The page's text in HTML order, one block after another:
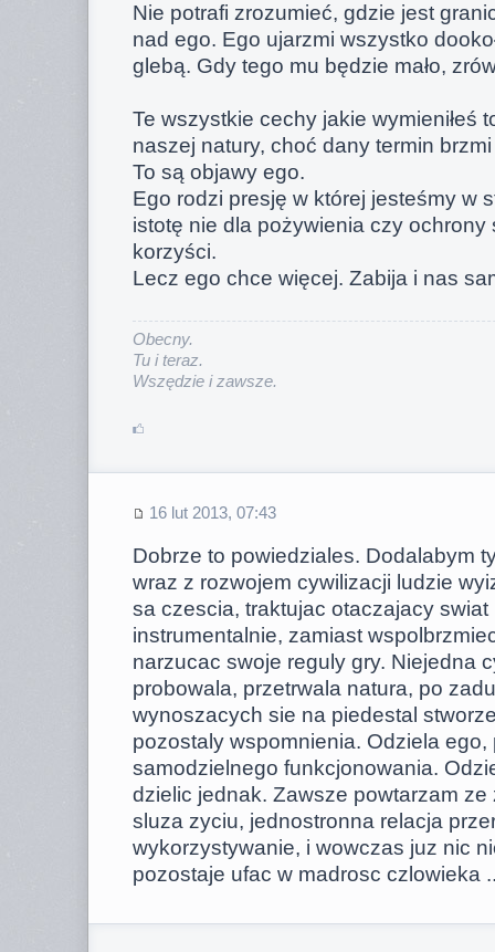
Nie potrafi zrozumieć, gdzie jest
nad ego. Ego ujarzmi wszystko
glebą. Gdy tego mu będzie mało,
Te wszystkie cechy jakie wymieniłeś
naszej natury, choć dany termin
To są objawy ego.
Ego rodzi presję w której jesteśmy w
istotę nie dla pożywienia czy
korzyści.
Lecz ego chce więcej. Zabija i nas
Obecny.
Tu i teraz.
Wszędzie i zawsze.
16 lut 2013, 07:43
Dobrze to powiedziales. Dodalabym
wraz z rozwojem cywilizacji ludzie
sa czescia, traktujac otaczajacy swiat
instrumentalnie, zamiast
narzucac swoje reguly gry. Niejedna
probowala, przetrwala natura, po
wynoszacych sie na piedestal
pozostaly wspomnienia. Odziela ego,
samodzielnego funkcjonowania.
dzielic jednak. Zawsze powtarzam
sluza zyciu, jednostronna relacja
wykorzystywanie, i wowczas juz nic
pozostaje ufac w madrosc czlowieka